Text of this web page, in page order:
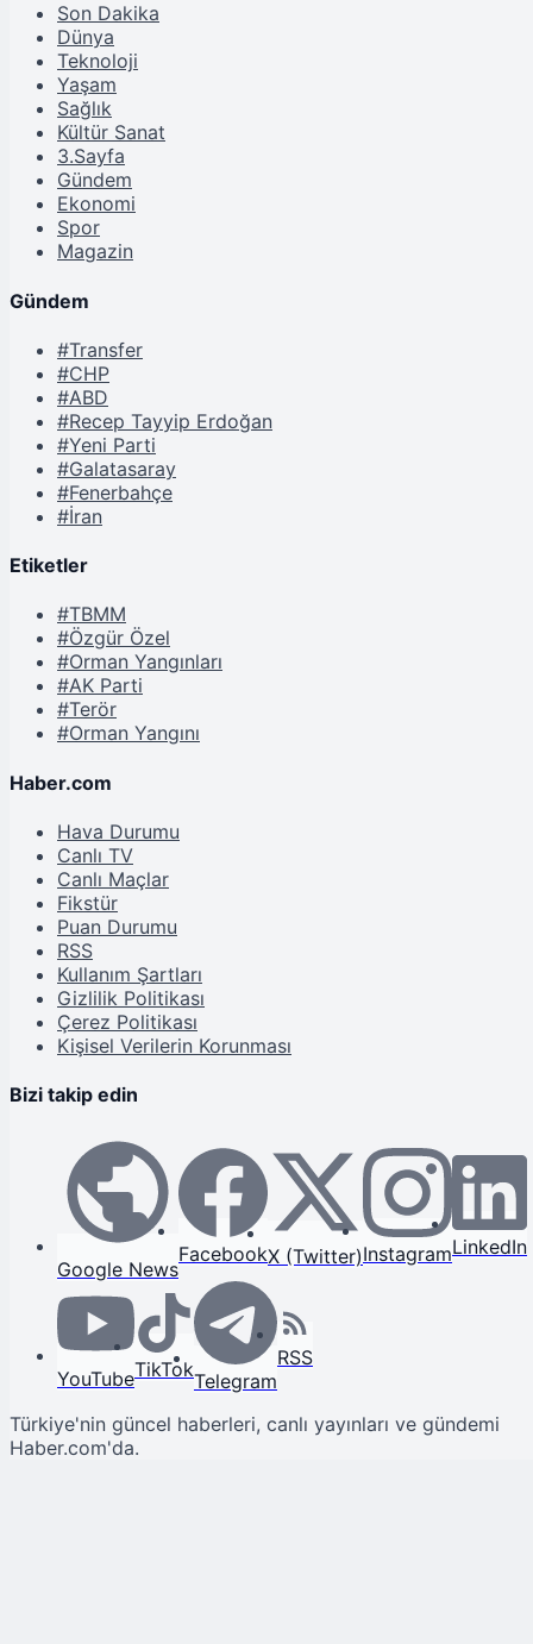
Son Dakika
Dünya
Teknoloji
Yaşam
Sağlık
Kültür Sanat
3.Sayfa
Gündem
Ekonomi
Spor
Magazin
Gündem
#Transfer
#CHP
#ABD
#Recep Tayyip Erdoğan
#Yeni Parti
#Galatasaray
#Fenerbahçe
#İran
Etiketler
#TBMM
#Özgür Özel
#Orman Yangınları
#AK Parti
#Terör
#Orman Yangını
Haber.com
Hava Durumu
Canlı TV
Canlı Maçlar
Fikstür
Puan Durumu
RSS
Kullanım Şartları
Gizlilik Politikası
Çerez Politikası
Kişisel Verilerin Korunması
Bizi takip edin
Google News
FacebookX (Twitter)InstagramLinkedIn
YouTubeTikTokTelegram
RSS
Türkiye'nin güncel haberleri, canlı yayınları ve gündemi
Haber.com'da.